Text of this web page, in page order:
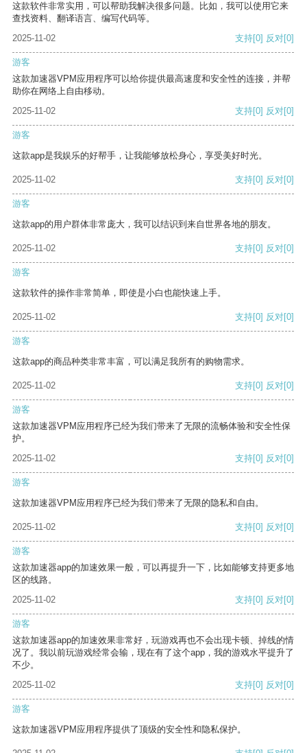
这款软件非常实用，可以帮助我解决很多问题。比如，我可以使用它来
查找资料、翻译语言、编写代码等。
2025-11-02
支持[0] 反对[0]
游客
这款加速器VPM应用程序可以给你提供最高速度和安全性的连接，并帮
助你在网络上自由移动。
2025-11-02
支持[0] 反对[0]
游客
这款app是我娱乐的好帮手，让我能够放松身心，享受美好时光。
2025-11-02 支持[0] 反对[0]
游客
这款app的用户群体非常庞大，我可以结识到来自世界各地的朋友。
2025-11-02 支持[0] 反对[0]
游客
这款软件的操作非常简单，即使是小白也能快速上手。
2025-11-02 支持[0] 反对[0]
游客
这款app的商品种类非常丰富，可以满足我所有的购物需求。
2025-11-02 支持[0] 反对[0]
游客
这款加速器VPM应用程序已经为我们带来了无限的流畅体验和安全性保
护。
2025-11-02
支持[0] 反对[0]
游客
这款加速器VPM应用程序已经为我们带来了无限的隐私和自由。
2025-11-02 支持[0] 反对[0]
游客
这款加速器app的加速效果一般，可以再提升一下，比如能够支持更多地
区的线路。
2025-11-02
支持[0] 反对[0]
游客
这款加速器app的加速效果非常好，玩游戏再也不会出现卡顿、掉线的情
况了。我以前玩游戏经常会输，现在有了这个app，我的游戏水平提升了
不少。
2025-11-02
支持[0] 反对[0]
游客
这款加速器VPM应用程序提供了顶级的安全性和隐私保护。